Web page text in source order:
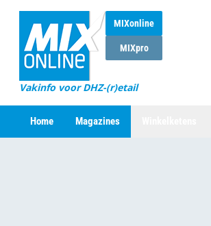
MIXonline
MIXpro
Vakinfo voor DHZ-(r)etail
Home Magazines